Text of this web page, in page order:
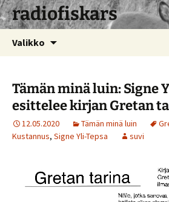
radiofiskars
Valikko
Tämän minä luin: Signe
esittelee kirjan Gretan
12.05.2020 Tämän minä luin
Kustannus, Signe Yli-Tepsa suvi